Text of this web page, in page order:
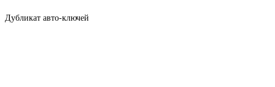
Дубликат авто-ключей